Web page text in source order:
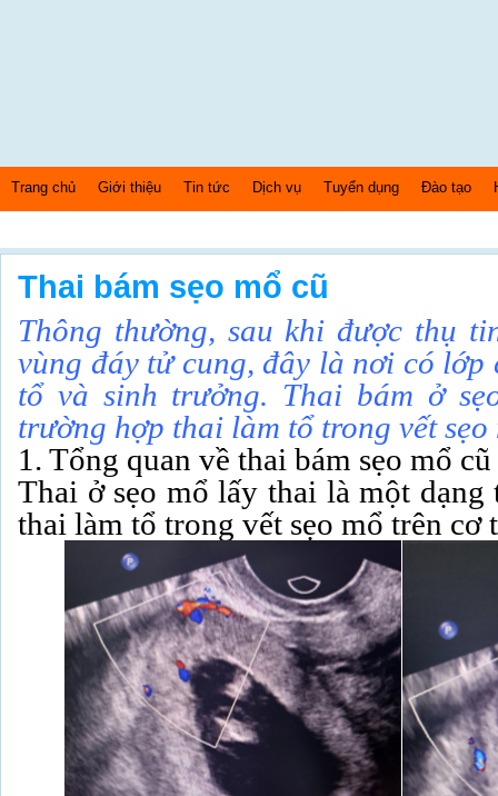
Trang chủ Giới thiệu Tin tức Dịch vụ Tuyển dụng Đào tạo
Thai bám sẹo mổ cũ
Thông thường, sau khi được thụ
vùng đáy tử cung, đây là nơi có lớp
tổ và sinh trưởng. Thai bám ở
trường hợp thai làm tổ trong vết
1. Tổng quan về thai bám sẹo mổ cũ
Thai ở sẹo mổ lấy thai là một
thai làm tổ trong vết sẹo mổ trên cơ